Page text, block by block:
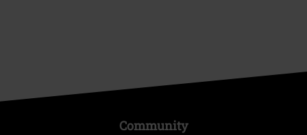
Community